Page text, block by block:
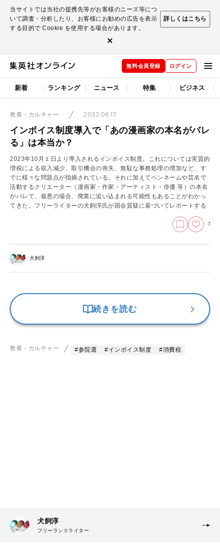
当サイトでは当社の提携先等がお客様のニーズ等につ
いて調査・分析したり、お客様にお勧めの広告を表示
する目的で Cookie を使用する場合があります。
詳しくはこちら
×
無料会員登録 ログイン
新着 ランキング ニュース 特集 ビジネス
教養・カルチャー 2022.06.17
インボイス制度導入で「あの漫画家の本名がバレ
る」は本当か？
2023年10月１日より導入されるインボイス制度。これについては実質的
増税による収入減少、取引機会の喪失、無駄な事務処理の増加など、す
でに様々な問題点が指摘されている。それに加えてペンネームや芸名で
活動するクリエーター（漫画家・作家・アーティスト・俳優 等）の本名
がバレて、最悪の場合、廃業に追い込まれる可能性もあることがわかっ
てきた。フリーライターの犬飼淳氏が国会質疑に基づいてレポートする
7
犬飼淳
続きを読む
教養・カルチャー #参院選 #インボイス制度 #消費税
犬飼淳
フリーランスライター